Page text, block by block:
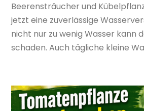
Beerensträucher und
jetzt eine zuverlässige
nicht nur zu wenig Wasser kann
schaden. Auch tägliche kleine